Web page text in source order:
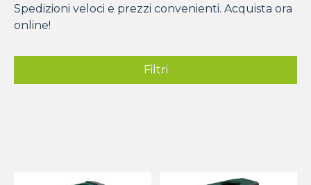
Spedizioni veloci e prezzi convenienti. Acquista ora
online!
Filtri